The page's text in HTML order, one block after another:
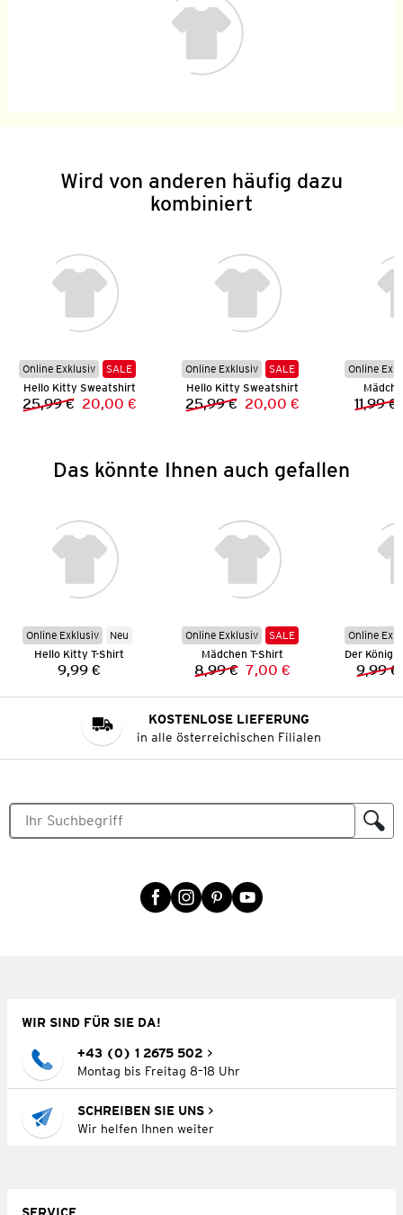
Wird von anderen häufig dazu
kombiniert
Online Exklusiv
SALE
Hello Kitty Sweatshirt
Vorheriger Preis:
25,99 € Neuer Preis:
20,00 €
Online Exklusiv
SALE
Hello Kitty Sweatshirt
Vorheriger Preis:
25,99 € Neuer Preis:
20,00 €
Online
11,99 €
Das könnte Ihnen auch gefallen
Online Exklusiv
Neu
Hello Kitty T-Shirt
Preis:
9,99 €
Online Exklusiv
SALE
Mädchen T-Shirt
Vorheriger Preis:
8,99 € Neuer Preis:
7,00 €
Online
9,99 €
KOSTENLOSE LIEFERUNG
in alle österreichischen Filialen
WIR SIND FÜR SIE DA!
+43 (0) 1 2675 502
Montag bis Freitag 8–18 Uhr
SCHREIBEN SIE UNS
Wir helfen Ihnen weiter
SERVICE